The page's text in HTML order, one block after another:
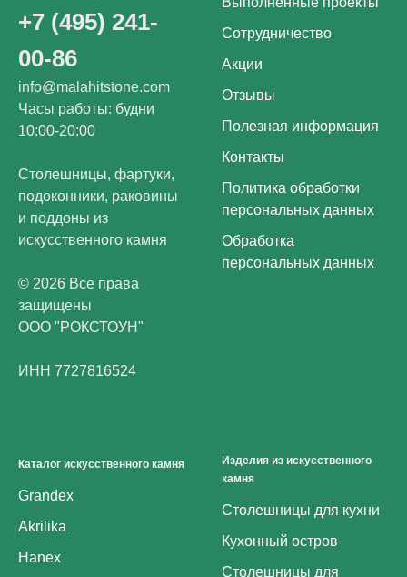
+7 (495) 241-
00-86
info@malahitstone.com
Часы работы: будни
10:00-20:00
Столешницы, фартуки,
подоконники, раковины
и поддоны из
искусственного камня
© 2026 Все права
защищены
ООО "РОКСТОУН"
ИНН 7727816524
Сотрудничество
Акции
Отзывы
Полезная информация
Контакты
Политика обработки
персональных данных
Обработка
персональных данных
Каталог искусственного камня
Grandex
Akrilika
Hanex
Изделия из искусственного
камня
Столешницы для кухни
Кухонный остров
Столешницы для